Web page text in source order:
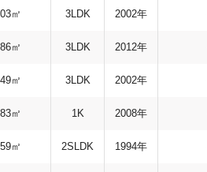
㎡ 3LDK 2002年
㎡ 3LDK 2012年
㎡ 3LDK 2002年
㎡ 1K 2008年
㎡ 2SLDK 1994年